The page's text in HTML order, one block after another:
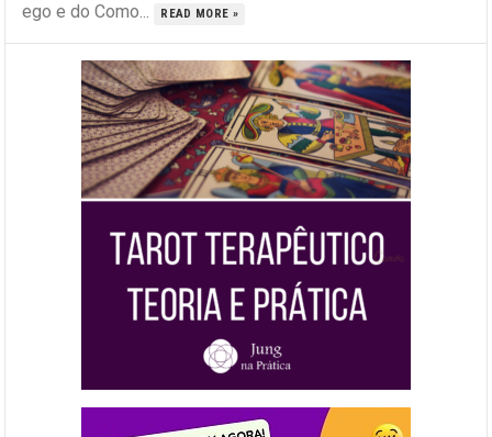
ego e do Como...
READ MORE »